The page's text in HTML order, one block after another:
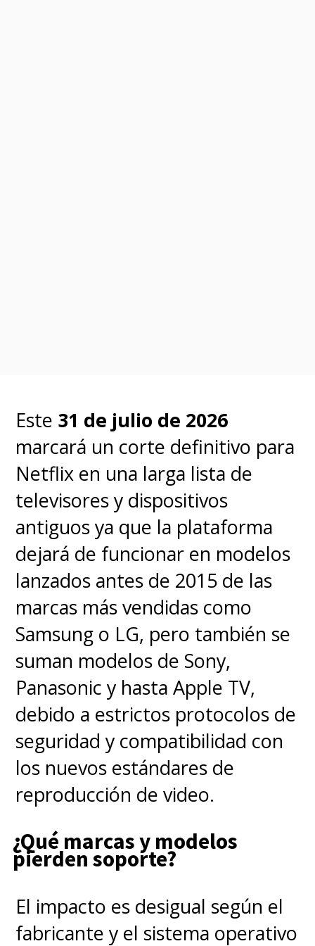
Este 31 de julio de 2026
marcará un corte definitivo para
Netflix en una larga lista de
televisores y dispositivos
antiguos ya que la plataforma
dejará de funcionar en modelos
lanzados antes de 2015 de las
marcas más vendidas como
Samsung o LG, pero también se
suman modelos de Sony,
Panasonic y hasta Apple TV,
debido a estrictos protocolos de
seguridad y compatibilidad con
los nuevos estándares de
reproducción de video.
¿Qué marcas y modelos
pierden soporte?
El impacto es desigual según el
fabricante y el sistema operativo